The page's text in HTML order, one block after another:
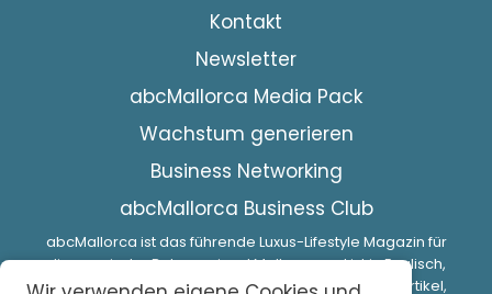
Kontakt
Newsletter
abcMallorca Media Pack
Wachstum generieren
Business Networking
abcMallorca Business Club
abcMallorca ist das führende Luxus-Lifestyle Magazin für
die spanische Baleareninsel Mallorca und ist in Englisch,
Spanisch und Deutsch veröffentlicht. Interessante Artikel,